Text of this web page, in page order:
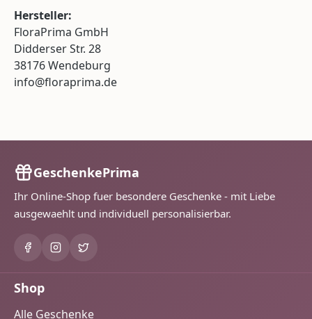
Hersteller:
FloraPrima GmbH
Didderser Str. 28
38176 Wendeburg
info@floraprima.de
GeschenkePrima
Ihr Online-Shop fuer besondere Geschenke - mit Liebe
ausgewaehlt und individuell personalisierbar.
Shop
Alle Geschenke